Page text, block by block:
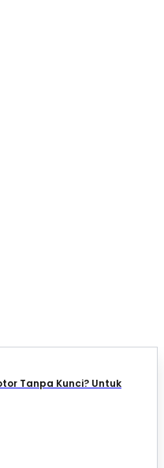
Tanpa Kunci? Untuk